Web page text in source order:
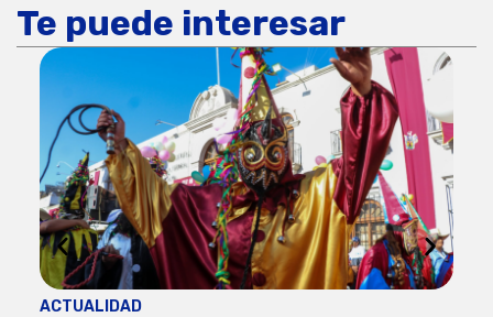
Te puede interesar
ACTUALIDAD